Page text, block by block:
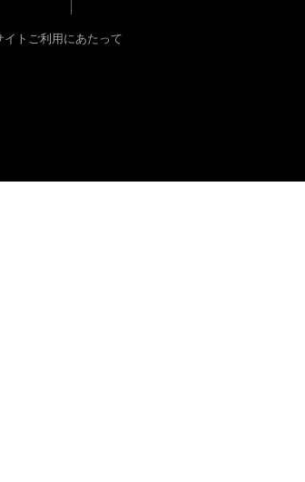
イトご利用にあたって